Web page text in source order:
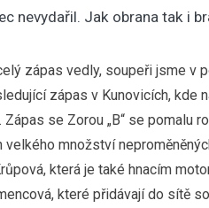
nevydařil. Jak obrana tak i
zápas vedly, soupeři jsme v
zápas v Kunovicích, kde
Zápas se Zorou „B“ se pomalu
velkého množství
která je také hnacím
které přidávají do sítě